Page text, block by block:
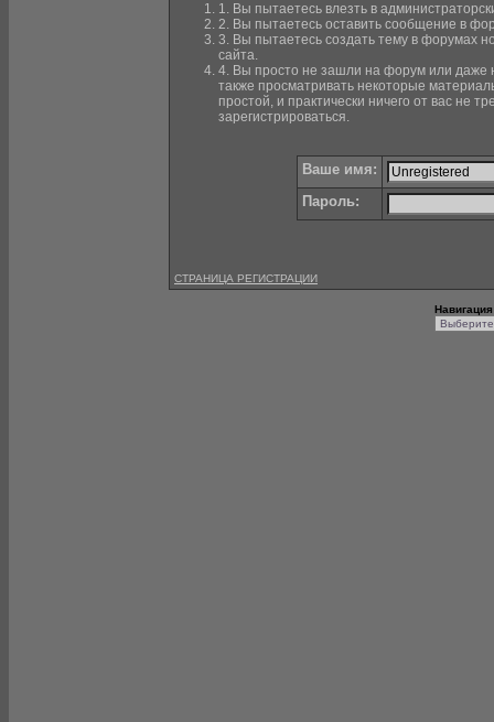
1. Вы пытаетесь влезть в
2. Вы пытаетесь оставить сообщение в
3. Вы пытаетесь создать тему в форумах
сайта.
4. Вы просто не зашли на форум или даже
также просматривать некоторые
простой, и практически ничего от вас не
зарегистрироваться.
Ваше имя:
Пароль:
СТРАНИЦА РЕГИСТРАЦИИ